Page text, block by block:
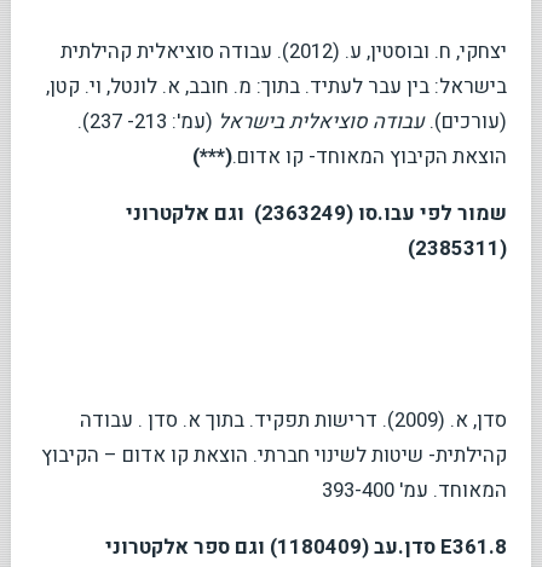
יצחקי, ח. ובוסטין, ע. (2012). עבודה סוציאלית קהילתית
בישראל: בין עבר לעתיד. בתוך: מ. חובב, א. לונטל, וי. קטן,
(עורכים).עבודה סוציאלית בישראל
(עמ': 213- 237).
הוצאת הקיבוץ המאוחד- קו אדום.(***)
שמור לפי עבו.סו (2363249) וגם אלקטרוני
(2385311)
סדן, א. (2009). דרישות תפקיד. בתוך א. סדן . עבודה
קהילתית- שיטות לשינוי חברתי. הוצאת קו אדום – הקיבוץ
המאוחד. עמ' 393-400
E361.8
סדן.עב (1180409) וגם ספר אלקטרוני